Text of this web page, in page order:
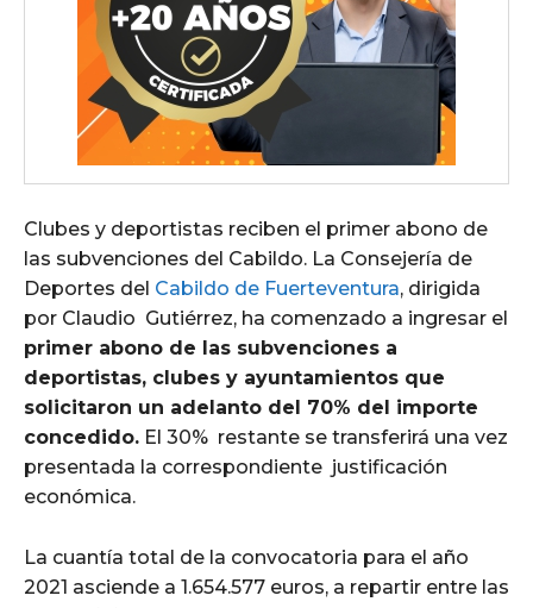
Clubes y deportistas reciben el primer abono de
las subvenciones del Cabildo. La Consejería de
Deportes del Cabildo de Fuerteventura, dirigida
por Claudio Gutiérrez, ha comenzado a ingresar el
primer abono de las subvenciones a
deportistas, clubes y ayuntamientos que
solicitaron un adelanto del 70% del importe
concedido. El 30% restante se transferirá una vez
presentada la correspondiente justificación
económica.
La cuantía total de la convocatoria para el año
2021 asciende a 1.654.577 euros, a repartir entre las